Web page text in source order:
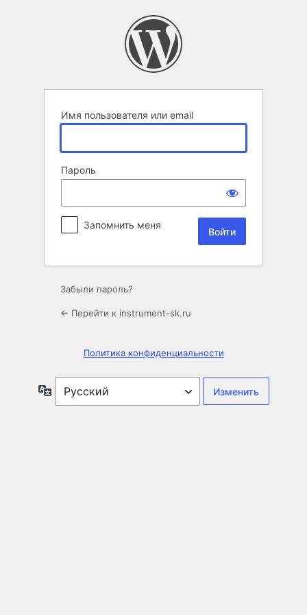
Имя пользователя или email
Пароль
Запомнить меня
Забыли пароль?
← Перейти к instrument-sk.ru
Политика конфиденциальности
Язык